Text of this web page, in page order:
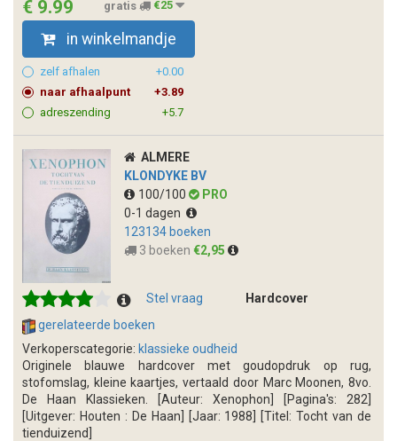
€ 9.99 gratis €25
in winkelmandje
zelf afhalen
+0.00
naar afhaalpunt
+3.89
adreszending
+5.7
ALMERE
KLONDYKE BV
100/100
PRO
0-1 dagen
123134 boeken
3 boeken €2,95
Stel vraag
Hardcover
gerelateerde boeken
Verkoperscategorie: klassieke oudheid
Originele blauwe hardcover met goudopdruk op rug,
stofomslag, kleine kaartjes, vertaald door Marc Moonen, 8vo.
De Haan Klassieken. [Auteur: Xenophon] [Pagina's: 282]
[Uitgever: Houten : De Haan] [Jaar: 1988] [Titel: Tocht van de
tienduizend]